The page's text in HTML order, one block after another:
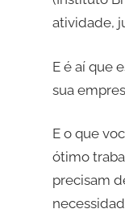
atividade,
E é aí que
sua
E o que
ótimo
precisam